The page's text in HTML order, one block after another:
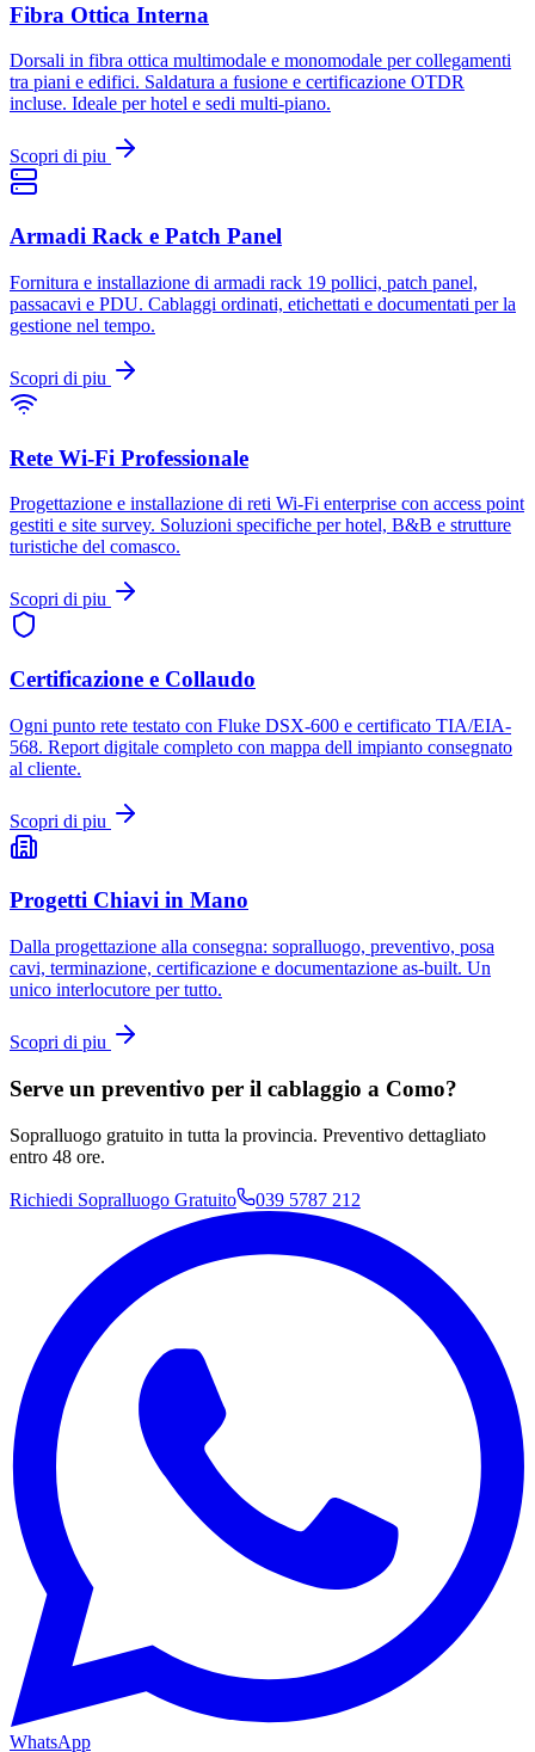
Fibra Ottica Interna
Dorsali in fibra ottica multimodale e monomodale per collegamenti
tra piani e edifici. Saldatura a fusione e certificazione OTDR
incluse. Ideale per hotel e sedi multi-piano.
Scopri di piu
Armadi Rack e Patch Panel
Fornitura e installazione di armadi rack 19 pollici, patch panel,
passacavi e PDU. Cablaggi ordinati, etichettati e documentati per la
gestione nel tempo.
Scopri di piu
Rete Wi-Fi Professionale
Progettazione e installazione di reti Wi-Fi enterprise con access point
gestiti e site survey. Soluzioni specifiche per hotel, B&B e strutture
turistiche del comasco.
Scopri di piu
Certificazione e Collaudo
Ogni punto rete testato con Fluke DSX-600 e certificato TIA/EIA-
568. Report digitale completo con mappa dell impianto consegnato
al cliente.
Scopri di piu
Progetti Chiavi in Mano
Dalla progettazione alla consegna: sopralluogo, preventivo, posa
cavi, terminazione, certificazione e documentazione as-built. Un
unico interlocutore per tutto.
Scopri di piu
Serve un preventivo per il cablaggio a Como?
Sopralluogo gratuito in tutta la provincia. Preventivo dettagliato
entro 48 ore.
Richiedi Sopralluogo Gratuito 039 5787 212
WhatsApp